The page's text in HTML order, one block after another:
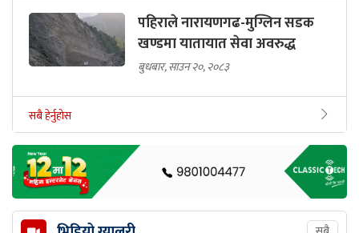
पहिराले नारायणगढ-मुग्लिन सडक
खण्डमा यातायात सेवा अवरुद्ध
बुधबार, साउन २०, २०८३
सबै हेर्नुहोस